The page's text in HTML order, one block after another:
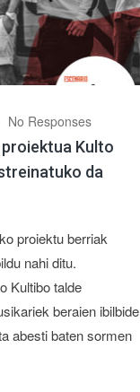
No Responses
Kulto
da
proiektu berriak
nahi ditu.
Kultibo talde
beraien ibilbide
abesti baten sormen